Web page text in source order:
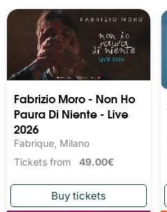
Fabrizio Moro - Non Ho
Paura Di Niente - Live
2026
Fabrique, Milano
Tickets from 49.00€